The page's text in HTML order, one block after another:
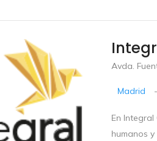
Avda.
Madrid -
En
humanos